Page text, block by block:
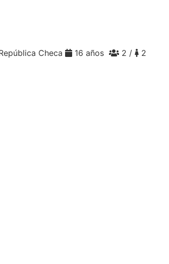
Checa 16 años 2 / 2